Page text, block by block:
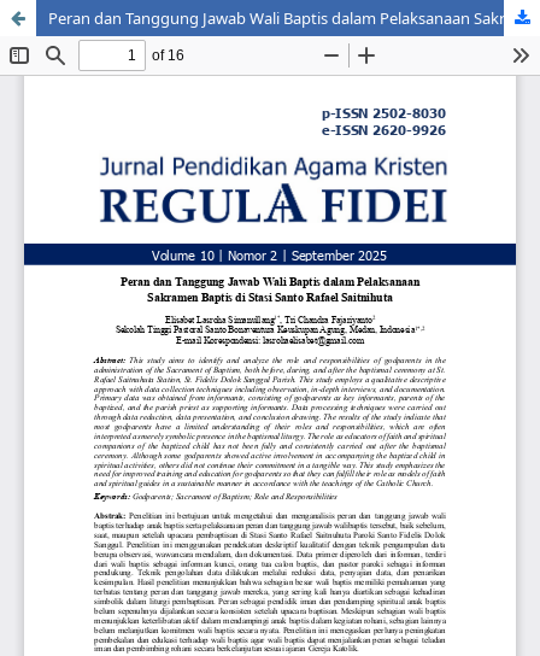
Peran dan Tanggung Jawab Wali Baptis dalam Pelaksanaan Sakramen Baptis di Stasi Santo Rafael Saitnihuta